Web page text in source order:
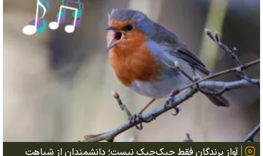
آواز پرندگان فقط جیک‌جیک نیست؛ دانشمندان از شباهت